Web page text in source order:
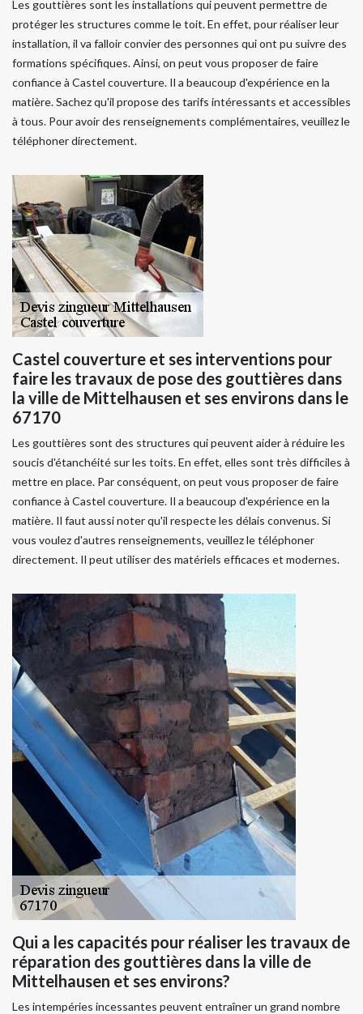
Les gouttières sont les installations qui peuvent permettre de
protéger les structures comme le toit. En effet, pour réaliser leur
installation, il va falloir convier des personnes qui ont pu suivre des
formations spécifiques. Ainsi, on peut vous proposer de faire
confiance à Castel couverture. Il a beaucoup d'expérience en la
matière. Sachez qu'il propose des tarifs intéressants et accessibles
à tous. Pour avoir des renseignements complémentaires, veuillez le
téléphoner directement.
Castel couverture et ses interventions pour
faire les travaux de pose des gouttières dans
la ville de Mittelhausen et ses environs dans le
67170
Les gouttières sont des structures qui peuvent aider à réduire les
soucis d'étanchéité sur les toits. En effet, elles sont très difficiles à
mettre en place. Par conséquent, on peut vous proposer de faire
confiance à Castel couverture. Il a beaucoup d'expérience en la
matière. Il faut aussi noter qu'il respecte les délais convenus. Si
vous voulez d'autres renseignements, veuillez le téléphoner
directement. Il peut utiliser des matériels efficaces et modernes.
Qui a les capacités pour réaliser les travaux de
réparation des gouttières dans la ville de
Mittelhausen et ses environs?
Les intempéries incessantes peuvent entraîner un grand nombre